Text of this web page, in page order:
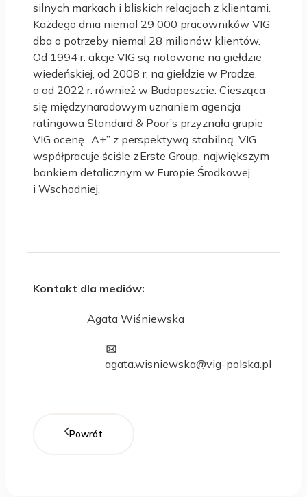
silnych markach i bliskich relacjach z klientami.
Każdego dnia niemal 29 000 pracowników VIG
dba o potrzeby niemal 28 milionów klientów.
Od 1994 r. akcje VIG są notowane na giełdzie
wiedeńskiej, od 2008 r. na giełdzie w Pradze,
a od 2022 r. również w Budapeszcie. Ciesząca
się międzynarodowym uznaniem agencja
ratingowa Standard & Poor’s przyznała grupie
VIG ocenę „A+” z perspektywą stabilną. VIG
współpracuje ściśle z Erste Group, największym
bankiem detalicznym w Europie Środkowej
i Wschodniej.
Kontakt dla mediów:
Agata Wiśniewska
agata.wisniewska@vig-polska.pl
Powrót